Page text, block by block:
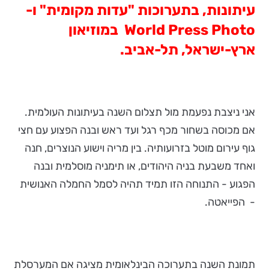
עיתונות, בתערוכות "עדות מקומית" ו-
World Press Photo במוזיאון
ארץ-ישראל, תל-אביב.
אני ניצבת נפעמת מול תצלום השנה בעיתונות העולמית.
אם מכוסה בשחור מכף רגל ועד ראש ובנה הפצוע עם חצי
גוף עירום מוטל בזרועותיה. בין מריה וישוע הנוצרים, חנה
ואחד משבעת בניה היהודים, או תימניה מוסלמית ובנה
הפגוע - התנוחה הזו תמיד תהיה לסמל החמלה האנושית
- הפייאטה.
תמונת השנה בתערוכה הבינלאומית מציגה אם המערסלת